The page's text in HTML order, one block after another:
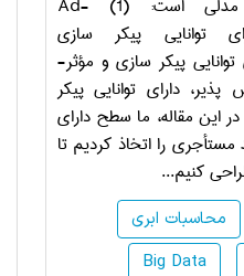
Ad-
توانایی پیکر سازی
توانایی پیکر سازی و مؤثر-
و (4) مقیاس پذیر، دارای توانایی پیکر
این مقاله، ما سطح دارای
را اتخاذ کردیم تا
کنیم...
محاسبات ابری
Big Data